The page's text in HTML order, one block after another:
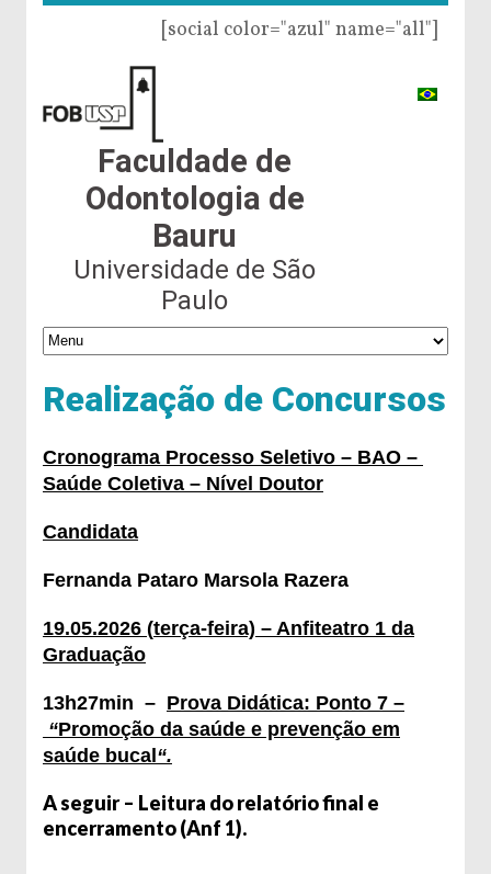
[social color="azul" name="all"]
Faculdade de
Odontologia de
Bauru
Universidade de São
Paulo
Realização de Concursos
Cronograma Processo Seletivo – BA​O –
Saúde Coletiva – Nível Doutor
Candidata
Fernanda Pataro Marsola Razera
19.05.2026 (terça-feira) – Anfiteatro 1 da
Graduação
1​3h27min – Prova Didática: Ponto 7 –
“Promoção da saúde e prevenção em
saúde bucal“.
A seguir– Leitura do relatório final e
encerramento (Anf 1).